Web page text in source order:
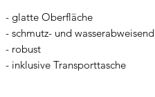
- glatte Oberfläche
- schmutz- und wasserabweisend
- robust
- inklusive Transporttasche